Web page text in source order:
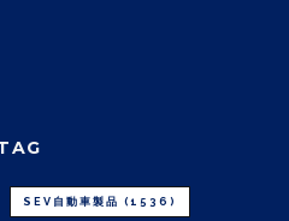
SEV自動車製品 (1536)